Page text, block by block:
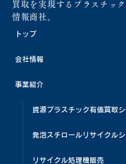
買取を実現するプラスチッ
情報商社。
トップ
会社情報
事業紹介
資源プラスチック有価買取
発泡スチロールリサイクル
リサイクル処理機販売